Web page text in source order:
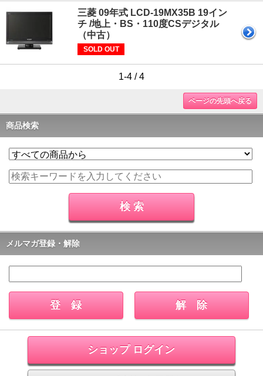
三菱 09年式 LCD-19MX35B 19イン
チ /地上・BS・110度CSデジタル
（中古）
SOLD OUT
1-4 / 4
ページの先頭へ戻る
商品検索
メルマガ登録・解除
ショップ ログイン